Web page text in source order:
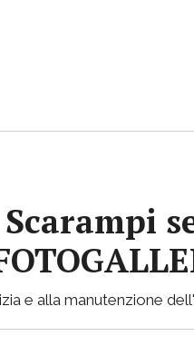
e alla manutenzione